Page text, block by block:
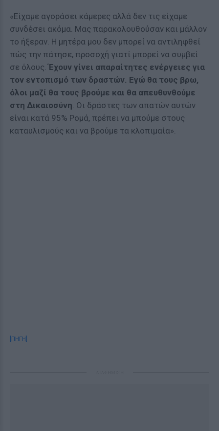
«Είχαμε αγοράσει κάμερες αλλά δεν τις είχαμε
συνδέσει ακόμα. Μας παρακολουθούσαν και μάλλον
το ήξεραν. Η μητέρα μου δεν μπορεί να αντιληφθεί
πώς την πάτησε, προσοχή γιατί μπορεί να συμβεί
σε όλους.Έχουν γίνει απαραίτητες ενέργειες για
τον εντοπισμό των δραστών. Εγώ θα τους βρω,
όλοι μαζί θα τους βρούμε και θα απευθυνθούμε
στη Δικαιοσύνη. Οι δράστες των απατών αυτών
είναι κατά 95% Ρομά, πρέπει να μπούμε στους
καταυλισμούς και να βρούμε τα κλοπιμαία».
[ΠΗΓΗ]